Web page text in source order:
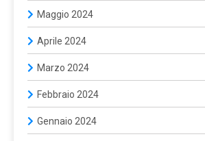
Maggio 2024
Aprile 2024
Marzo 2024
Febbraio 2024
Gennaio 2024